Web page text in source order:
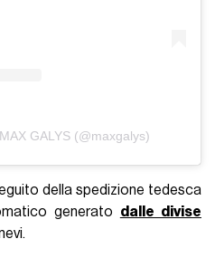
GALYS (@maxgalys)
della spedizione tedesca
generato dalle divise